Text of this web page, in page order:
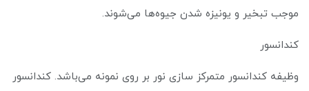
موجب تبخیر و یونیزه شدن جیوه‌ها می‌شوند.
کندانسور
وظیفه کندانسور متمرکز سازی نور بر روی نمونه می‌باشد. کندانسور